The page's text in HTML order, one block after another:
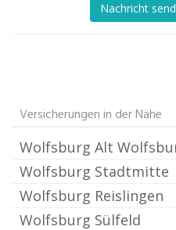
Nachricht
Versicherungen in der Nähe
Wolfsburg Alt
Wolfsburg Stadtmitte
Wolfsburg Reislingen
Wolfsburg Sülfeld